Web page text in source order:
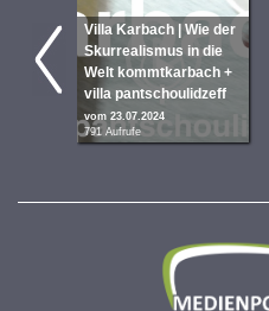
Villa Karbach | Wie der
Skurrealismus in die
Welt kommtkarbach +
villa pantschoulid­zeff
vom 23.07.2024
791 Aufrufe